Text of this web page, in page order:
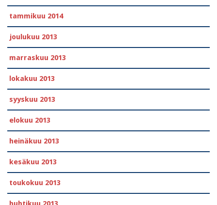
tammikuu 2014
joulukuu 2013
marraskuu 2013
lokakuu 2013
syyskuu 2013
elokuu 2013
heinäkuu 2013
kesäkuu 2013
toukokuu 2013